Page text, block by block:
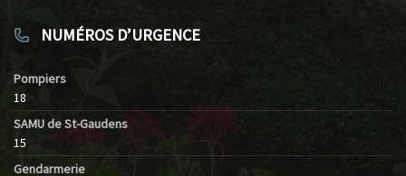
NUMÉROS D’URGENCE
Pompiers
18
SAMU de St-Gaudens
15
Gendarmerie